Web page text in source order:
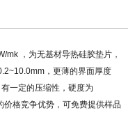
mk ， 为无基材导热硅胶垫片，
，更薄的界面厚度
一定的压缩性，硬度为
价格竞争优势，可免费提供样品